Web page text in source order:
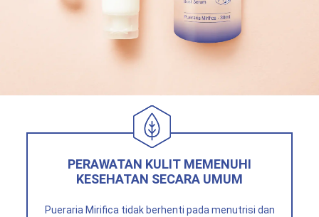
PERAWATAN KULIT MEMENUHI
KESEHATAN SECARA UMUM
Pueraria Mirifica tidak berhenti pada menutrisi dan